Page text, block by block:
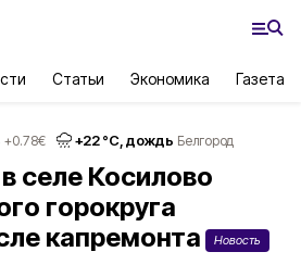
Статьи Экономика Газета
+0.78€ +22°С, дождь Белгород
селе Косилово
горокруга
капремонта
Новость